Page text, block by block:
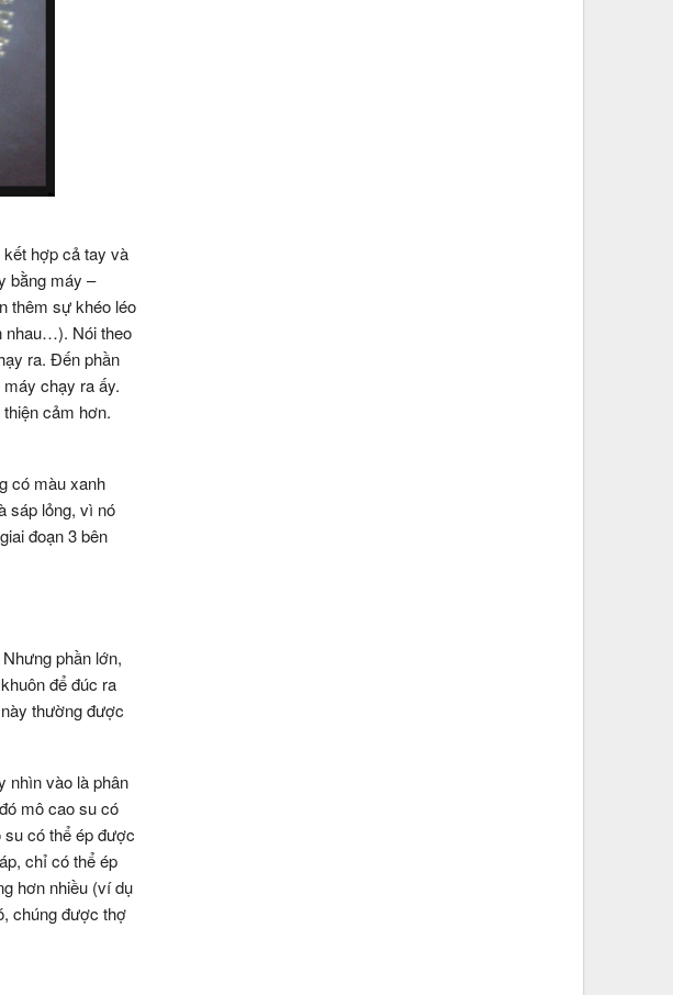
hợp cả tay và
bằng máy –
thêm sự khéo léo
nhau…). Nói theo
ra. Đến phần
chạy ra ấy.
cảm hơn.
có màu xanh
sáp lỏng, vì nó
đoạn 3 bên
phần lớn,
để đúc ra
thường được
nhìn vào là phân
mô cao su có
có thể ép được
chỉ có thể ép
hơn nhiều (ví dụ
chúng được thợ